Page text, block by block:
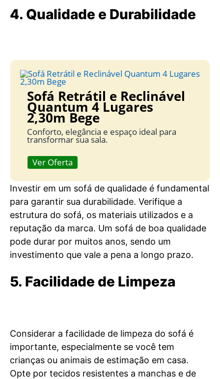
4. Qualidade e Durabilidade
Sofá Retrátil e Reclinável
Quantum 4 Lugares
2,30m Bege
Conforto, elegância e espaço ideal para
transformar sua sala.
Ver Oferta
Investir em um sofá de qualidade é fundamental
para garantir sua durabilidade. Verifique a
estrutura do sofá, os materiais utilizados e a
reputação da marca. Um sofá de boa qualidade
pode durar por muitos anos, sendo um
investimento que vale a pena a longo prazo.
5. Facilidade de Limpeza
Considerar a facilidade de limpeza do sofá é
importante, especialmente se você tem
crianças ou animais de estimação em casa.
Opte por tecidos resistentes a manchas e de